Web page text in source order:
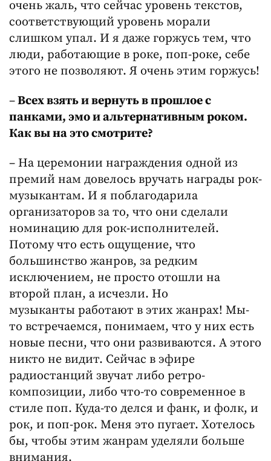
очень жаль, что сейчас уровень текстов,
соответствующий уровень морали
слишком упал. И я даже горжусь тем, что
люди, работающие в роке, поп-роке, себе
этого не позволяют. Я очень этим горжусь!
–Всех взять и вернуть в прошлое с
панками, эмо и альтернативным роком.
Как вы на это смотрите?
– На церемонии награждения одной из
премий нам довелось вручать награды рок-
музыкантам. И я поблагодарила
организаторов за то, что они сделали
номинацию для рок-исполнителей.
Потому что есть ощущение, что
большинство жанров, за редким
исключением, не просто отошли на
второй план, а исчезли. Но
музыканты работают в этих жанрах! Мы-
то встречаемся, понимаем, что у них есть
новые песни, что они развиваются. А этого
никто не видит. Сейчас в эфире
радиостанций звучат либо ретро-
композиции, либо что-то современное в
стиле поп. Куда-то делся и фанк, и фолк, и
рок, и поп-рок. Меня это пугает. Хотелось
бы, чтобы этим жанрам уделяли больше
внимания.